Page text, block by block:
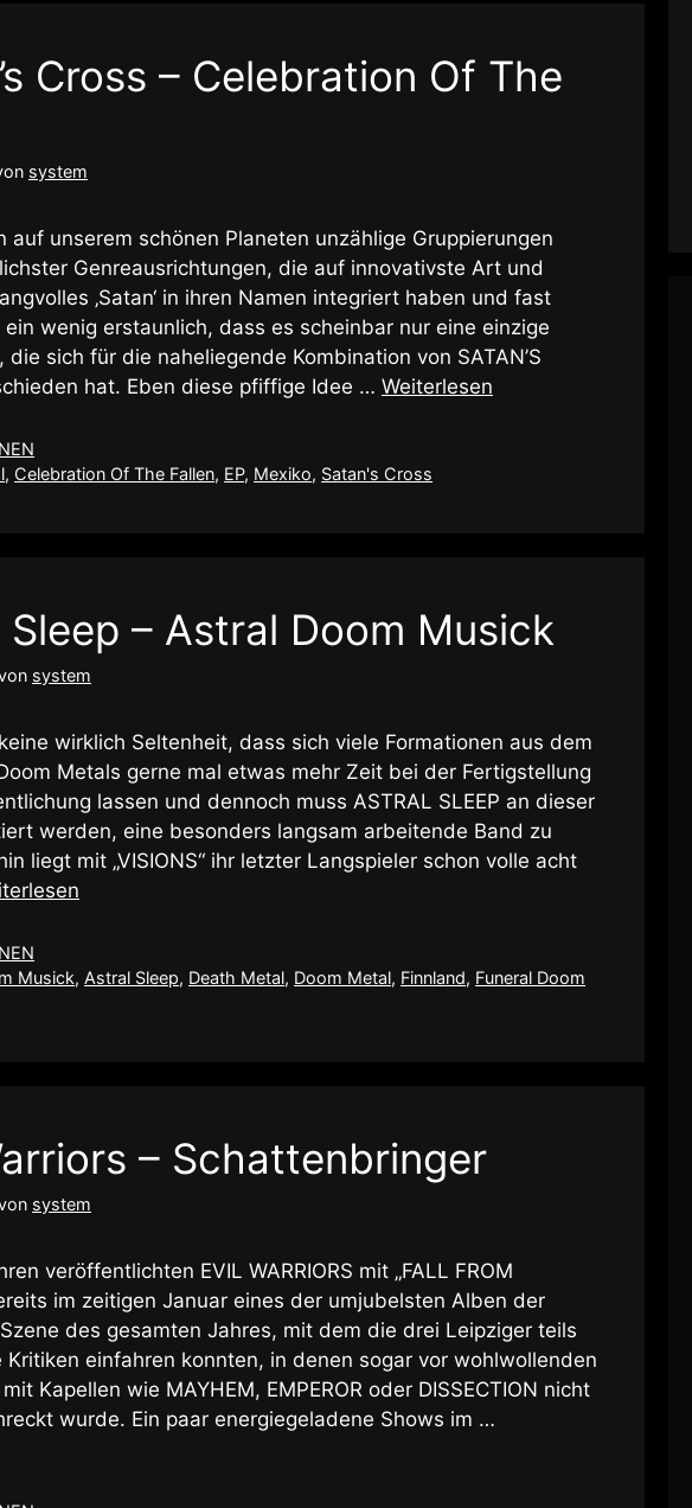
Cross – Celebration Of The
system
auf unserem schönen Planeten unzählige Gruppierungen
Genreausrichtungen, die auf innovativste Art und
‚Satan‘ in ihren Namen integriert haben und fast
ein wenig erstaunlich, dass es scheinbar nur eine einzige
die sich für die naheliegende Kombination von SATAN’S
hat. Eben diese pfiffige Idee … Weiterlesen
, Celebration Of The Fallen, EP, Mexiko, Satan's Cross
– Astral Doom Musick
system
wirklich Seltenheit, dass sich viele Formationen aus dem
Metals gerne mal etwas mehr Zeit bei der Fertigstellung
lassen und dennoch muss ASTRAL SLEEP an dieser
werden, eine besonders langsam arbeitende Band zu
liegt mit „VISIONS“ ihr letzter Langspieler schon volle acht
Musick, Astral Sleep, Death Metal, Doom Metal, Finnland, Funeral Doom
– Schattenbringer
system
veröffentlichten EVIL WARRIORS mit „FALL FROM
im zeitigen Januar eines der umjubelsten Alben der
des gesamten Jahres, mit dem die drei Leipziger teils
Kritiken einfahren konnten, in denen sogar vor wohlwollenden
Kapellen wie MAYHEM, EMPEROR oder DISSECTION nicht
wurde. Ein paar energiegeladene Shows im …